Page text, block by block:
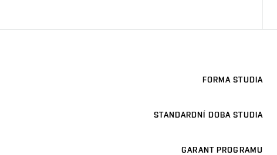
FORMA STUDIA
STANDARDNÍ DOBA STUDIA
GARANT PROGRAMU